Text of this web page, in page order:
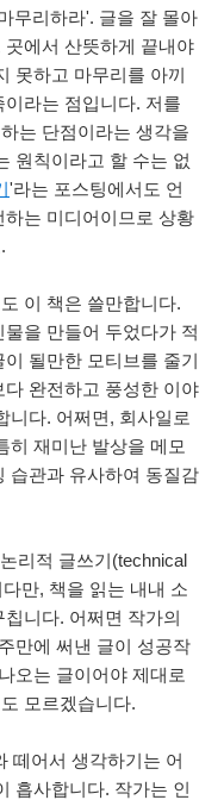
무리하라'. 글을 잘 몰아
에서 산뜻하게 끝내야
못하고 마무리를 아끼
라는 점입니다. 저를
는 단점이라는 생각을
원칙이라고 할 수는 없
'라는 포스팅에서도 언
는 미디어이므로 상황
이 책은 쓸만합니다.
을 만들어 두었다가 적
될만한 모티브를 줄기
완전하고 풍성한 이야
니다. 어쩌면, 회사일로
히 재미난 발상을 메모
습관과 유사하여 동질감
리적 글쓰기(technical
만, 책을 읽는 내내 소
니다. 어쩌면 작가의
만에 써낸 글이 성공작
오는 글이어야 제대로
모르겠습니다.
떼어서 생각하기는 어
흡사합니다. 작가는 인